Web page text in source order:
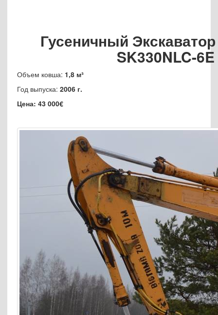
Гусеничный
SK330NLC-6E
Объем ковша: 1,8 м³
Год выпуска: 2006 г.
Цена: 43 000€